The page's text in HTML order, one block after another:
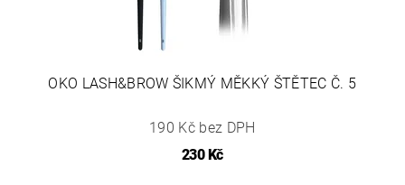
OKO LASH&BROW ŠIKMÝ MĚKKÝ ŠTĚTEC Č. 5
190 Kč bez DPH
230 Kč